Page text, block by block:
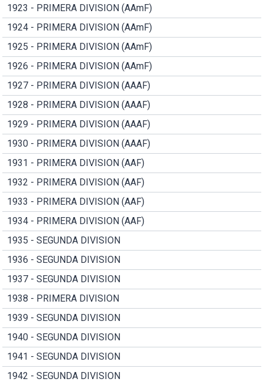
1923 - PRIMERA DIVISION (AAmF)
1924 - PRIMERA DIVISION (AAmF)
1925 - PRIMERA DIVISION (AAmF)
1926 - PRIMERA DIVISION (AAmF)
1927 - PRIMERA DIVISION (AAAF)
1928 - PRIMERA DIVISION (AAAF)
1929 - PRIMERA DIVISION (AAAF)
1930 - PRIMERA DIVISION (AAAF)
1931 - PRIMERA DIVISION (AAF)
1932 - PRIMERA DIVISION (AAF)
1933 - PRIMERA DIVISION (AAF)
1934 - PRIMERA DIVISION (AAF)
1935 - SEGUNDA DIVISION
1936 - SEGUNDA DIVISION
1937 - SEGUNDA DIVISION
1938 - PRIMERA DIVISION
1939 - SEGUNDA DIVISION
1940 - SEGUNDA DIVISION
1941 - SEGUNDA DIVISION
1942 - SEGUNDA DIVISION